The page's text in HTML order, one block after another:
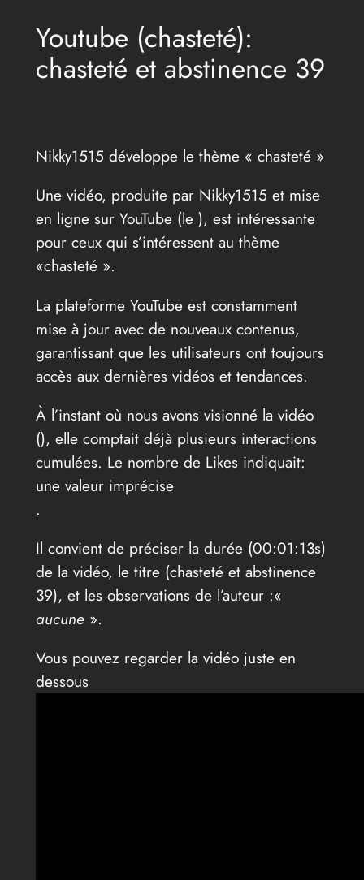
Youtube (chasteté):
chasteté et abstinence 39
Nikky1515 développe le thème « chasteté »
Une vidéo, produite par Nikky1515 et mise
en ligne sur YouTube (le ), est intéressante
pour ceux qui s’intéressent au thème
«chasteté ».
La plateforme YouTube est constamment
mise à jour avec de nouveaux contenus,
garantissant que les utilisateurs ont toujours
accès aux dernières vidéos et tendances.
À l’instant où nous avons visionné la vidéo
(), elle comptait déjà plusieurs interactions
cumulées. Le nombre de Likes indiquait:
une valeur imprécise
.
Il convient de préciser la durée (00:01:13s)
de la vidéo, le titre (chasteté et abstinence
39), et les observations de l’auteur :«
aucune ».
Vous pouvez regarder la vidéo juste en
dessous